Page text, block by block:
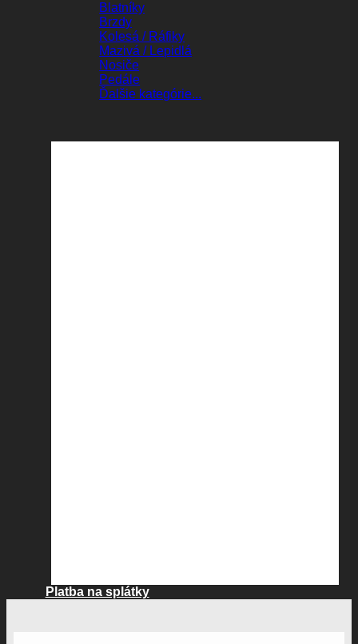
Blatníky
Brzdy
Kolesá / Ráfiky
Mazivá / Lepidlá
Nosiče
Pedále
Ďalšie kategórie...
Platba na splátky